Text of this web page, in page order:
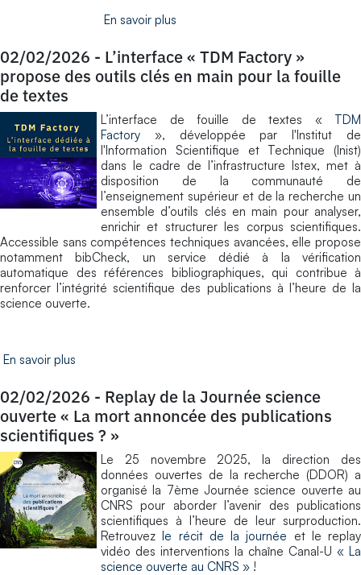
En savoir plus
02/02/2026 - L’interface « TDM Factory »
propose des outils clés en main pour la fouille
de textes
L’interface de fouille de textes « TDM
Factory », développée par l'Institut de
l'Information Scientifique et Technique (Inist)
dans le cadre de l’infrastructure Istex, met à
disposition de la communauté de
l’enseignement supérieur et de la recherche un
ensemble d’outils clés en main pour analyser,
enrichir et structurer les corpus scientifiques.
Accessible sans compétences techniques avancées, elle propose
notamment bibCheck, un service dédié à la vérification
automatique des références bibliographiques, qui contribue à
renforcer l’intégrité scientifique des publications à l’heure de la
science ouverte.
En savoir plus
02/02/2026 - Replay de la Journée science
ouverte « La mort annoncée des publications
scientifiques ? »
Le 25 novembre 2025, la direction des
données ouvertes de la recherche (DDOR) a
organisé la 7ème Journée science ouverte au
CNRS pour aborder l’avenir des publications
scientifiques à l’heure de leur surproduction.
Retrouvezle récit de la journée et le replay
vidéo des interventions la chaîne Canal-U « La
science ouverte au CNRS » !